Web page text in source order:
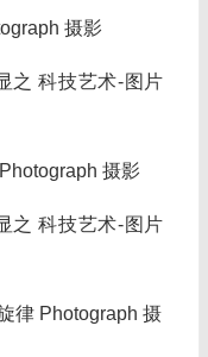
摄影
摄影
律 Photograph 摄